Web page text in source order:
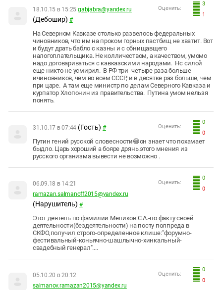
3
1
Оценить:
18.10.15 в 15:25 gabjabra@yandex.ru
(Дебошир) #
На Северном Кавказе столько развелось федеральных
чиновников, что им на проком горных пастбищ не хватит. Вот
и будут драть бабло с казны и с обнищавщего
налогоплательщика. Не колличеством, а качеством, умомо
надо договариваться с кавказскими народами. Нс силой
еще никто не усмирил. В РФ три -четыре раза больше
ичиновников, чем во всем СССР, и в десятке раз больше, чем
при царе. А там еще министр по делам Северного Кавказа и
курпатор Хлопонин из правительства. Путина умом нельзя
понять.
0
0
Оценить:
31.10.17 в 07:44 (Гость) #
Путин гений русской словесности😁он знает что похамает
быдло. Царь хороший а бояре дрянь.этого мнения из
русского организма вывести не возможно .
0
0
Оценить:
06.09.18 в 14:21
ramazan.salmanoff2015@yandex.ru
(Нарушитель) #
Этот деятель по фамилии Меликов С.А.-по факту своей
деятельности(бездеятельности) на посту полпреда в
СКФО,получил строго-определенное клише:"форумно-
фестивальный-коньячно-шашлычно-хинкальный-
свадебный генерал"....
0
0
Оценить:
05.10.20 в 20:12
salmanov.ramazan2015@yandex.ru